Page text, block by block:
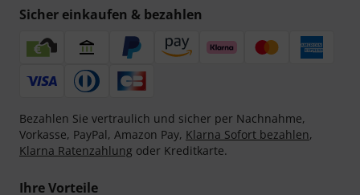
Sicher einkaufen & bezahlen
Bezahlen Sie vertraulich und sicher per Nachnahme,
Vorkasse, PayPal, Amazon Pay, Klarna Sofort bezahlen,
Klarna Ratenzahlung oder Kreditkarte.
Ihre Vorteile